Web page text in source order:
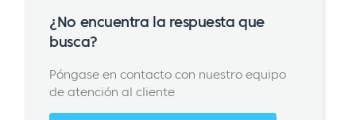
¿No encuentra la respuesta que
busca?
Póngase en contacto con nuestro equipo
de atención al cliente